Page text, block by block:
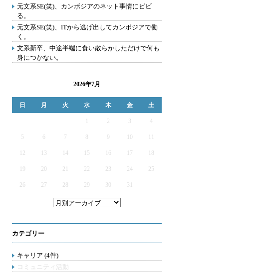
元文系SE(笑)、カンボジアのネット事情にビビ
る。
元文系SE(笑)、ITから逃げ出してカンボジアで働
く。
文系新卒、中途半端に食い散らかしただけで何も
身につかない。
2026年7月
日 月 火 水 木 金 土
2 3 4
5 6 7 9
12 13 14 15 16 17
19 20 21 22 23 24 25
26 27 28 29 30 31
カテゴリー
キャリア (4件)
コミュニティ活動